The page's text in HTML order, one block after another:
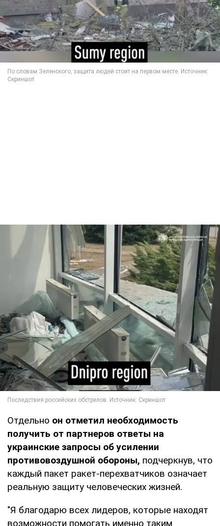
Отдельно он отметил необходимость
получить от партнеров ответы на
украинские запросы об усилении
противовоздушной обороны, подчеркнув, что
каждый пакет ракет-перехватчиков означает
реальную защиту человеческих жизней.
"Я благодарю всех лидеров, которые находят
возможности помогать именно таким